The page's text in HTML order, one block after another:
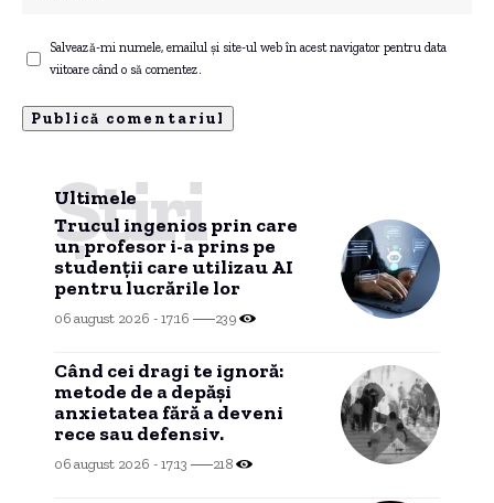
Salvează-mi numele, emailul și site-ul web în acest navigator pentru data
viitoare când o să comentez.
Ultimele
Știri
Trucul ingenios prin care
un profesor i-a prins pe
studenții care utilizau AI
pentru lucrările lor
06 august 2026 - 17:16 239
Când cei dragi te ignoră:
metode de a depăși
anxietatea fără a deveni
rece sau defensiv.
06 august 2026 - 17:13 218